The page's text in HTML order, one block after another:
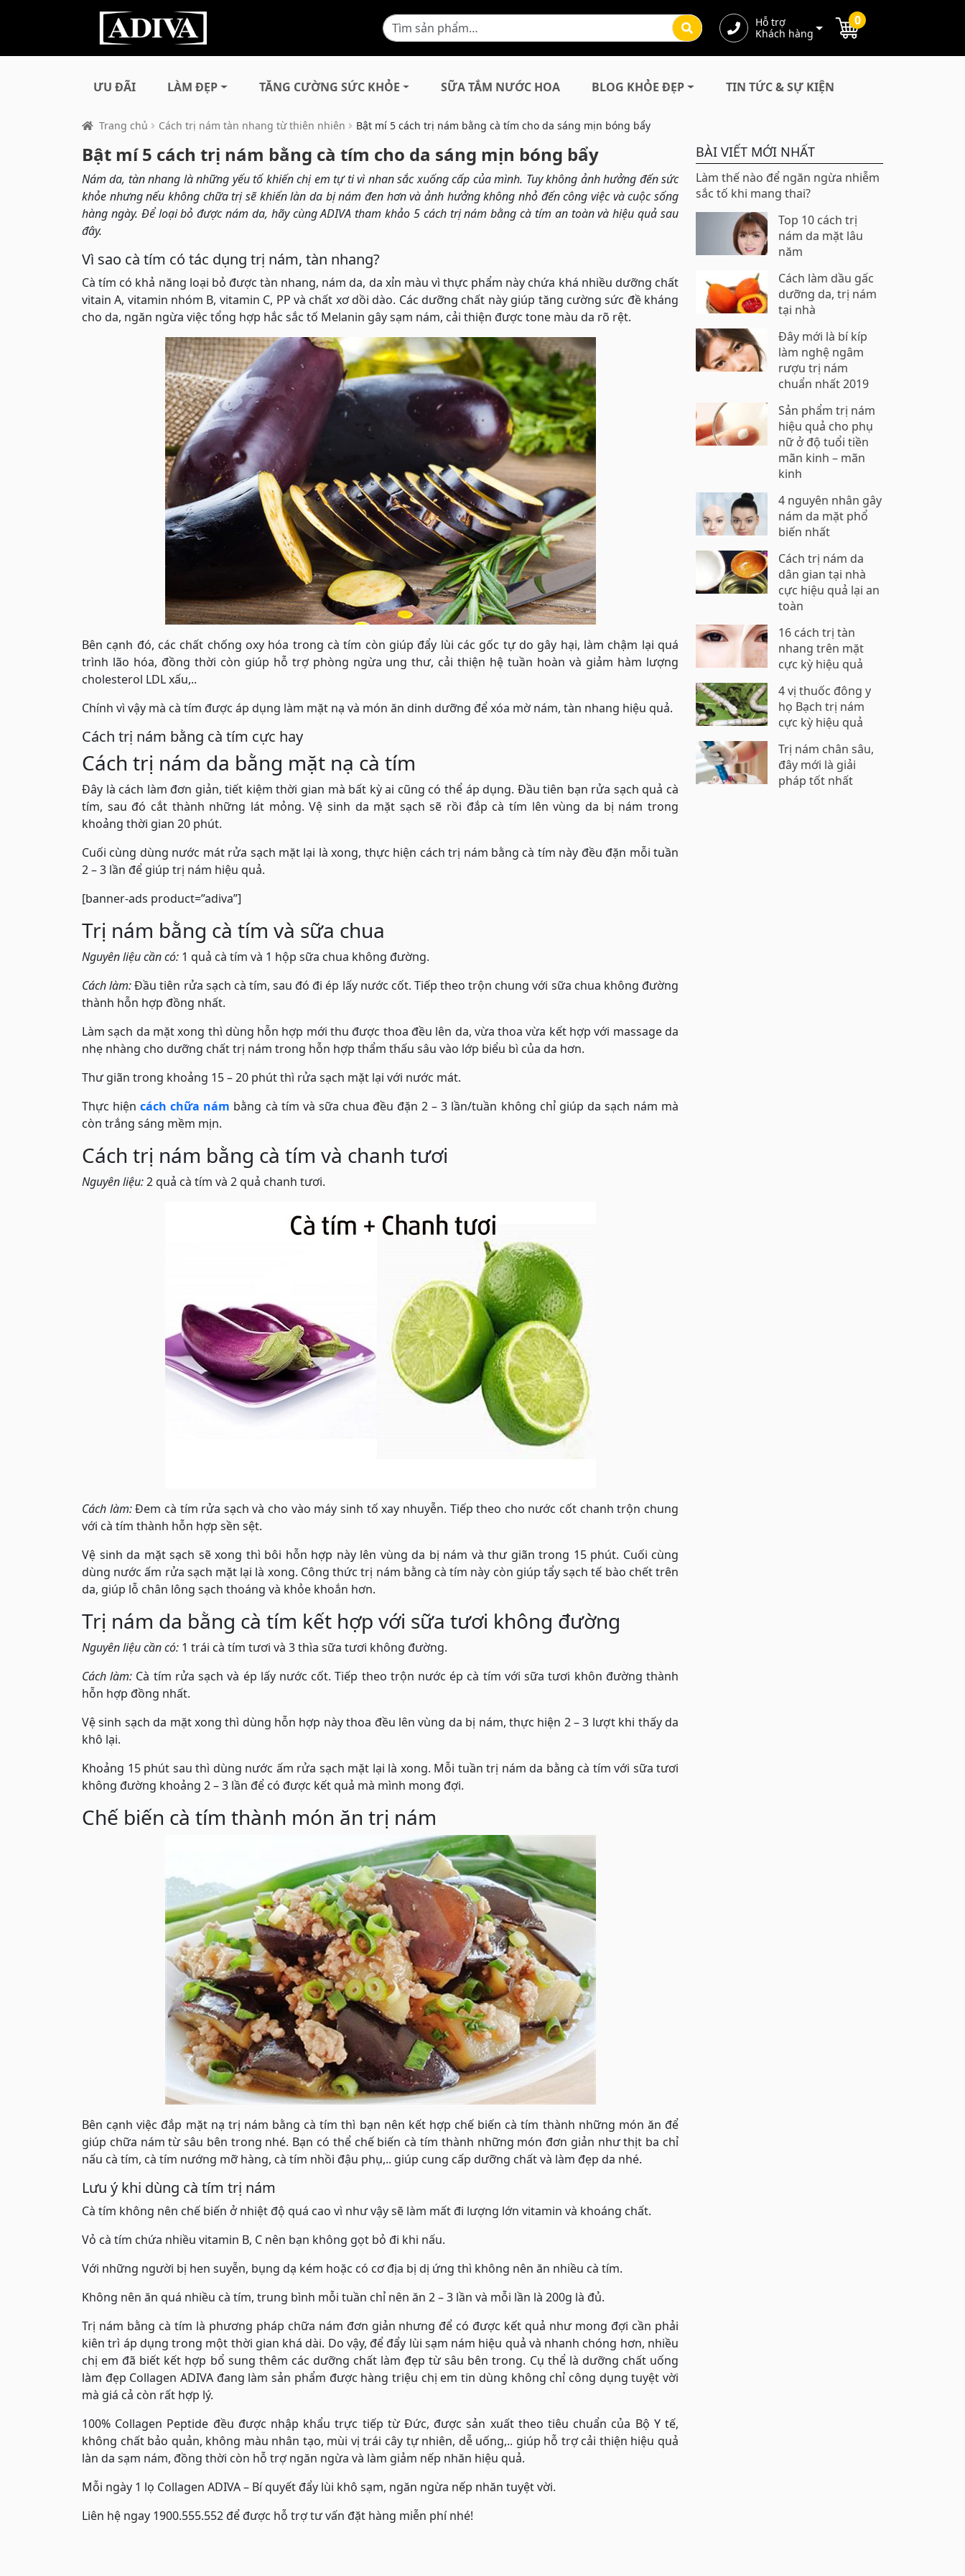
Hỗ trợ
Khách hàng
0
ƯU ĐÃI LÀM ĐẸP TĂNG CƯỜNG SỨC KHỎE SỮA TẮM NƯỚC HOA BLOG KHỎE ĐẸP TIN TỨC & SỰ KIỆN
Trang chủ Cách trị nám tàn nhang từ thiên nhiên Bật mí 5 cách trị nám bằng cà tím cho da sáng mịn bóng bẩy
Bật mí 5 cách trị nám bằng cà tím cho da sáng mịn bóng bẩy
Nám da, tàn nhang là những yếu tố khiến chị em tự ti vì nhan sắc xuống cấp của mình. Tuy không ảnh hưởng đến sức
khỏe nhưng nếu không chữa trị sẽ khiến làn da bị nám đen hơn và ảnh hưởng không nhỏ đến công việc và cuộc sống
hàng ngày. Để loại bỏ được nám da, hãy cùng ADIVA tham khảo 5 cách trị nám bằng cà tím an toàn và hiệu quả sau
đây.
Vì sao cà tím có tác dụng trị nám, tàn nhang?
Cà tím có khả năng loại bỏ được tàn nhang, nám da, da xỉn màu vì thực phẩm này chứa khá nhiều dưỡng chất
vitain A, vitamin nhóm B, vitamin C, PP và chất xơ dồi dào. Các dưỡng chất này giúp tăng cường sức đề kháng
cho da, ngăn ngừa việc tổng hợp hắc sắc tố Melanin gây sạm nám, cải thiện được tone màu da rõ rệt.
Bên cạnh đó, các chất chống oxy hóa trong cà tím còn giúp đẩy lùi các gốc tự do gây hại, làm chậm lại quá
trình lão hóa, đồng thời còn giúp hỗ trợ phòng ngừa ung thư, cải thiện hệ tuần hoàn và giảm hàm lượng
cholesterol LDL xấu,..
Chính vì vậy mà cà tím được áp dụng làm mặt nạ và món ăn dinh dưỡng để xóa mờ nám, tàn nhang hiệu quả.
Cách trị nám bằng cà tím cực hay
Cách trị nám da bằng mặt nạ cà tím
Đây là cách làm đơn giản, tiết kiệm thời gian mà bất kỳ ai cũng có thể áp dụng. Đầu tiên bạn rửa sạch quả cà
tím, sau đó cắt thành những lát mỏng. Vệ sinh da mặt sạch sẽ rồi đắp cà tím lên vùng da bị nám trong
khoảng thời gian 20 phút.
Cuối cùng dùng nước mát rửa sạch mặt lại là xong, thực hiện cách trị nám bằng cà tím này đều đặn mỗi tuần
2 – 3 lần để giúp trị nám hiệu quả.
[banner-ads product=”adiva”]
Trị nám bằng cà tím và sữa chua
Nguyên liệu cần có: 1 quả cà tím và 1 hộp sữa chua không đường.
Cách làm:Đầu tiên rửa sạch cà tím, sau đó đi ép lấy nước cốt. Tiếp theo trộn chung với sữa chua không đường
thành hỗn hợp đồng nhất.
Làm sạch da mặt xong thì dùng hỗn hợp mới thu được thoa đều lên da, vừa thoa vừa kết hợp với massage da
nhẹ nhàng cho dưỡng chất trị nám trong hỗn hợp thẩm thấu sâu vào lớp biểu bì của da hơn.
Thư giãn trong khoảng 15 – 20 phút thì rửa sạch mặt lại với nước mát.
Thực hiệncách chữa nám bằng cà tím và sữa chua đều đặn 2 – 3 lần/tuần không chỉ giúp da sạch nám mà
còn trắng sáng mềm mịn.
Cách trị nám bằng cà tím và chanh tươi
Nguyên liệu:2 quả cà tím và 2 quả chanh tươi.
Cách làm:Đem cà tím rửa sạch và cho vào máy sinh tố xay nhuyễn. Tiếp theo cho nước cốt chanh trộn chung
với cà tím thành hỗn hợp sền sệt.
Vệ sinh da mặt sạch sẽ xong thì bôi hỗn hợp này lên vùng da bị nám và thư giãn trong 15 phút. Cuối cùng
dùng nước ấm rửa sạch mặt lại là xong. Công thức trị nám bằng cà tím này còn giúp tẩy sạch tế bào chết trên
da, giúp lỗ chân lông sạch thoáng và khỏe khoắn hơn.
Trị nám da bằng cà tím kết hợp với sữa tươi không đường
Nguyên liệu cần có: 1 trái cà tím tươi và 3 thìa sữa tươi không đường.
Cách làm: Cà tím rửa sạch và ép lấy nước cốt. Tiếp theo trộn nước ép cà tím với sữa tươi khôn đường thành
hỗn hợp đồng nhất.
Vệ sinh sạch da mặt xong thì dùng hỗn hợp này thoa đều lên vùng da bị nám, thực hiện 2 – 3 lượt khi thấy da
khô lại.
Khoảng 15 phút sau thì dùng nước ấm rửa sạch mặt lại là xong. Mỗi tuần trị nám da bằng cà tím với sữa tươi
không đường khoảng 2 – 3 lần để có được kết quả mà mình mong đợi.
Chế biến cà tím thành món ăn trị nám
Bên cạnh việc đắp mặt nạ trị nám bằng cà tím thì bạn nên kết hợp chế biến cà tím thành những món ăn để
giúp chữa nám từ sâu bên trong nhé. Bạn có thể chế biến cà tím thành những món đơn giản như thịt ba chỉ
nấu cà tím, cà tím nướng mỡ hàng, cà tím nhồi đậu phụ,.. giúp cung cấp dưỡng chất và làm đẹp da nhé.
Lưu ý khi dùng cà tím trị nám
Cà tím không nên chế biến ở nhiệt độ quá cao vì như vậy sẽ làm mất đi lượng lớn vitamin và khoáng chất.
Vỏ cà tím chứa nhiều vitamin B, C nên bạn không gọt bỏ đi khi nấu.
Với những người bị hen suyễn, bụng dạ kém hoặc có cơ địa bị dị ứng thì không nên ăn nhiều cà tím.
Không nên ăn quá nhiều cà tím, trung bình mỗi tuần chỉ nên ăn 2 – 3 lần và mỗi lần là 200g là đủ.
Trị nám bằng cà tím là phương pháp chữa nám đơn giản nhưng để có được kết quả như mong đợi cần phải
kiên trì áp dụng trong một thời gian khá dài. Do vậy, để đẩy lùi sạm nám hiệu quả và nhanh chóng hơn, nhiều
chị em đã biết kết hợp bổ sung thêm các dưỡng chất làm đẹp từ sâu bên trong. Cụ thể là dưỡng chất uống
làm đẹp Collagen ADIVA đang làm sản phẩm được hàng triệu chị em tin dùng không chỉ công dụng tuyệt vời
mà giá cả còn rất hợp lý.
100% Collagen Peptide đều được nhập khẩu trực tiếp từ Đức, được sản xuất theo tiêu chuẩn của Bộ Y tế,
không chất bảo quản, không màu nhân tạo, mùi vị trái cây tự nhiên, dễ uống,.. giúp hỗ trợ cải thiện hiệu quả
làn da sạm nám, đồng thời còn hỗ trợ ngăn ngừa và làm giảm nếp nhăn hiệu quả.
Mỗi ngày 1 lọ Collagen ADIVA – Bí quyết đẩy lùi khô sạm, ngăn ngừa nếp nhăn tuyệt vời.
Liên hệ ngay 1900.555.552 để được hỗ trợ tư vấn đặt hàng miễn phí nhé!
BÀI VIẾT MỚI NHẤT
Làm thế nào để ngăn ngừa nhiễm
sắc tố khi mang thai?
Top 10 cách trị
nám da mặt lâu
năm
Cách làm dầu gấc
dưỡng da, trị nám
tại nhà
Đây mới là bí kíp
làm nghệ ngâm
rượu trị nám
chuẩn nhất 2019
Sản phẩm trị nám
hiệu quả cho phụ
nữ ở độ tuổi tiền
mãn kinh – mãn
kinh
4 nguyên nhân gây
nám da mặt phổ
biến nhất
Cách trị nám da
dân gian tại nhà
cực hiệu quả lại an
toàn
16 cách trị tàn
nhang trên mặt
cực kỳ hiệu quả
4 vị thuốc đông y
họ Bạch trị nám
cực kỳ hiệu quả
Trị nám chân sâu,
đây mới là giải
pháp tốt nhất